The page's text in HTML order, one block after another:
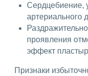
Сердцебиение,
артериального
проявления
эффект
Признаки